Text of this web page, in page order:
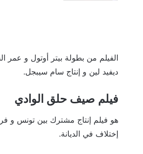
الفيلم من بطولة بيتر أوتول و عمر
ديفيد لين و إنتاج سام سيبجل.
فيلم صيف حلق الوادي
إختلاف في الديانة.